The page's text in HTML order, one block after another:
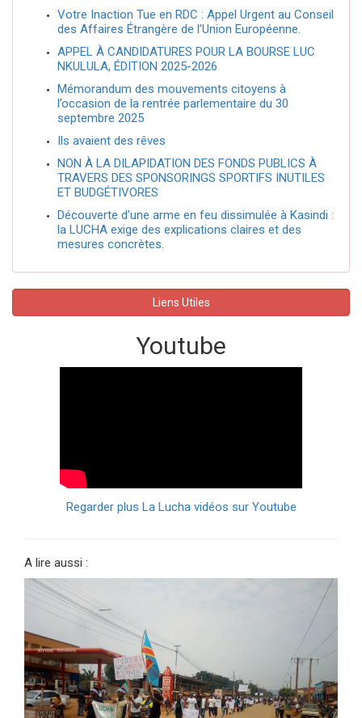
Votre Inaction Tue en RDC : Appel Urgent au Conseil
des Affaires Étrangère de l’Union Européenne.
APPEL À CANDIDATURES POUR LA BOURSE LUC
NKULULA, ÉDITION 2025-2026
Mémorandum des mouvements citoyens à
l’occasion de la rentrée parlementaire du 30
septembre 2025
Ils avaient des rêves
NON À LA DILAPIDATION DES FONDS PUBLICS À
TRAVERS DES SPONSORINGS SPORTIFS INUTILES
ET BUDGÉTIVORES
Découverte d’une arme en feu dissimulée à Kasindi :
la LUCHA exige des explications claires et des
mesures concrètes.
Liens Utiles
Youtube
Regarder plus La Lucha vidéos sur Youtube
A lire aussi :